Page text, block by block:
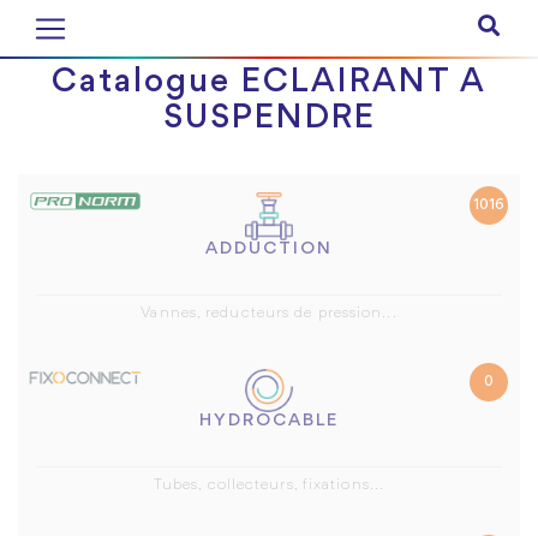
Catalogue ECLAIRANT A
SUSPENDRE
1016
ADDUCTION
Vannes, reducteurs de pression...
0
HYDROCABLE
Tubes, collecteurs, fixations...